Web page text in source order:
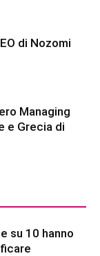
di Nozomi
Managing
e Grecia di
su 10 hanno